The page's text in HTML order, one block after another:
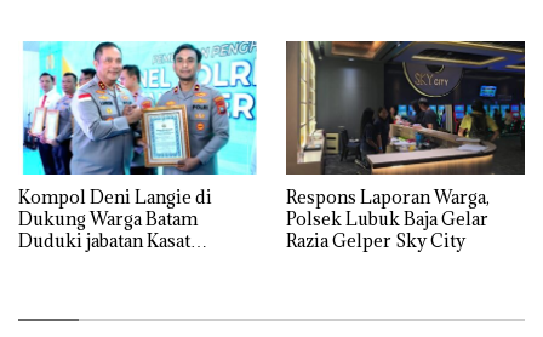
Kompol Deni Langie di
Dukung Warga Batam
Duduki jabatan Kasat
Respons Laporan Warga,
Polsek Lubuk Baja Gelar
Razia Gelper Sky City